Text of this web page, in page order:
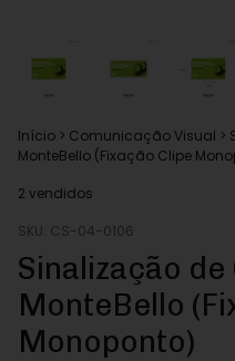
Início > Comunicação Visual >
MonteBello (Fixação Clipe
2 vendidos
SKU: CS-04-0106
Sinalização
MonteBello
Monoponto)